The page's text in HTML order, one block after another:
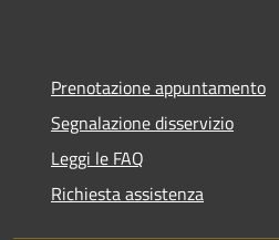
Prenotazione appuntamento
Segnalazione disservizio
Leggi le FAQ
Richiesta assistenza